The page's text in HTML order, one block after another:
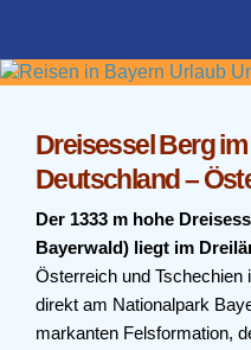
Dreisessel Berg
Deutschland –
Der 1333 m hohe
Bayerwald) liegt im
Österreich und
direkt am Nationalpark
markanten Felsformation,